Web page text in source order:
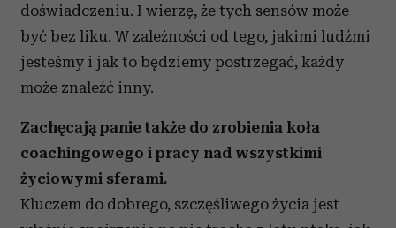
doświadczeniu. I wierzę, że tych sensów może
być bez liku. W zależności od tego, jakimi ludźmi
jesteśmy i jak to będziemy postrzegać, każdy
może znaleźć inny.
Zachęcają panie także do zrobienia koła
coachingowego i pracy nad wszystkimi
życiowymi sferami.
Kluczem do dobrego, szczęśliwego życia jest